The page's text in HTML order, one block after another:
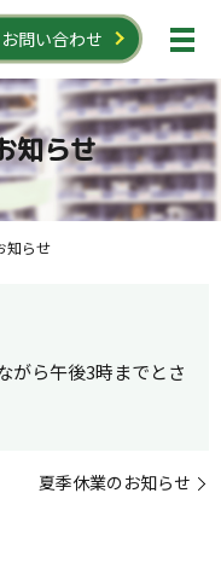
お問い合わせ
知らせ
知らせ
がら午後3時までとさ
夏季休業のお知らせ